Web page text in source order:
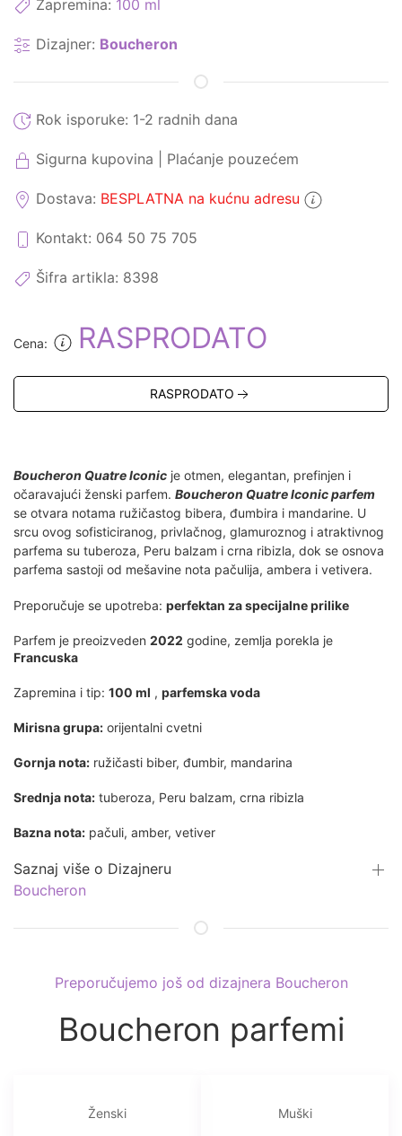
Zapremina: 100 ml
Dizajner: Boucheron
Rok isporuke: 1-2 radnih dana
Sigurna kupovina | Plaćanje pouzećem
Dostava: BESPLATNA na kućnu adresu
Kontakt: 064 50 75 705
Šifra artikla: 8398
Cena: RASPRODATO
RASPRODATO
Boucheron Quatre Iconic je otmen, elegantan, prefinjen i
očaravajući ženski parfem. Boucheron Quatre Iconic parfem
se otvara notama ružičastog bibera, đumbira i mandarine. U
srcu ovog sofisticiranog, privlačnog, glamuroznog i atraktivnog
parfema su tuberoza, Peru balzam i crna ribizla, dok se osnova
parfema sastoji od mešavine nota pačulija, ambera i vetivera.
Preporučuje se upotreba: perfektan za specijalne prilike
Parfem je preoizveden 2022 godine, zemlja porekla je
Francuska
Zapremina i tip: 100 ml , parfemska voda
Mirisna grupa: orijentalni cvetni
Gornja nota: ružičasti biber, đumbir, mandarina
Srednja nota: tuberoza, Peru balzam, crna ribizla
Bazna nota: pačuli, amber, vetiver
Saznaj više o Dizajneru
Boucheron
Preporučujemo još od dizajnera Boucheron
Boucheron parfemi
Ženski Muški